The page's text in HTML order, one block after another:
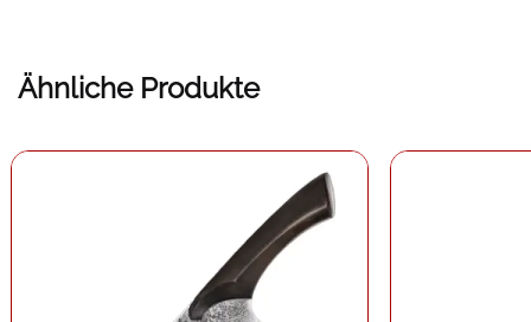
Ähnliche Produkte